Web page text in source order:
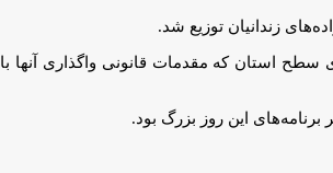
تعداد ۲۵ هزار موتورسیکلت موجود در پارکینگ‌های سطح استان که مقدمات قانونی واگذاری آنها با
این روز بزرگ بود.